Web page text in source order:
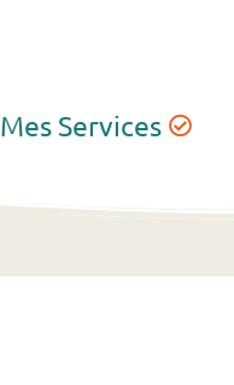
Mes Services